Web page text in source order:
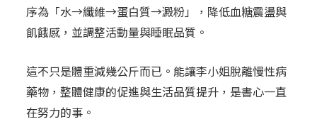
序為「水→纖維→蛋白質→澱粉」，降低血糖震盪與
飢餓感，並調整活動量與睡眠品質。
這不只是體重減幾公斤而已。能讓李小姐脫離慢性病
藥物，整體健康的促進與生活品質提升，是書心一直
在努力的事。